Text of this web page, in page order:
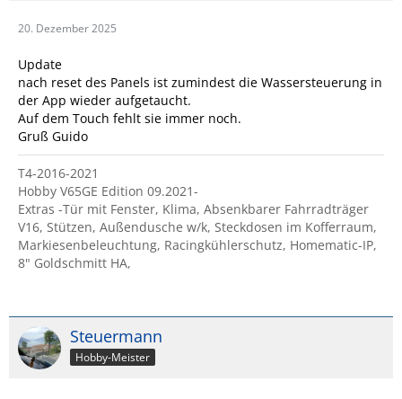
20. Dezember 2025
Update
nach reset des Panels ist zumindest die Wassersteuerung in
der App wieder aufgetaucht.
Auf dem Touch fehlt sie immer noch.
Gruß Guido
T4-2016-2021
Hobby V65GE Edition 09.2021-
Extras -Tür mit Fenster, Klima, Absenkbarer Fahrradträger
V16, Stützen, Außendusche w/k, Steckdosen im Kofferraum,
Markiesenbeleuchtung, Racingkühlerschutz, Homematic-IP,
8" Goldschmitt HA,
Steuermann
Hobby-Meister